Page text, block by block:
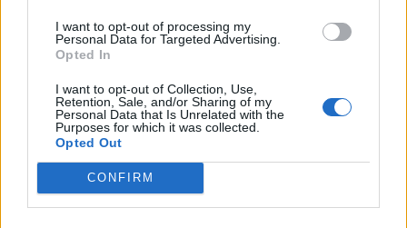
I want to opt-out of processing my
Personal Data for Targeted Advertising.
Opted In
I want to opt-out of Collection, Use,
Retention, Sale, and/or Sharing of my
Personal Data that Is Unrelated with the
Purposes for which it was collected.
Opted Out
CONFIRM
Στη γειτονιά του Ψυρρή, στην οδό Μελανθίου, ανάμεσα στα
περίεργο όνομα "Λινού Σουμπάσης και Σία" ξεχωρίζει για τον
σπάνιο συνδυασμό ιδιορρυθμία